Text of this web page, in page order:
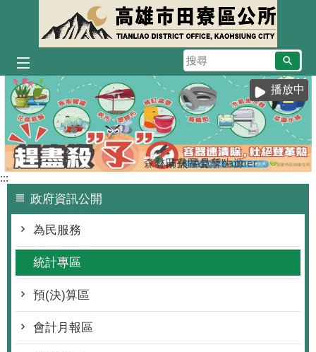
跳到主要內容區塊
搜
尋
播放中
森林防火-A款
登革熱常見孳生源
田寮區公所banner
:::
政府資訊公開
為民服務
統計專區
預(決)算區
會計月報區